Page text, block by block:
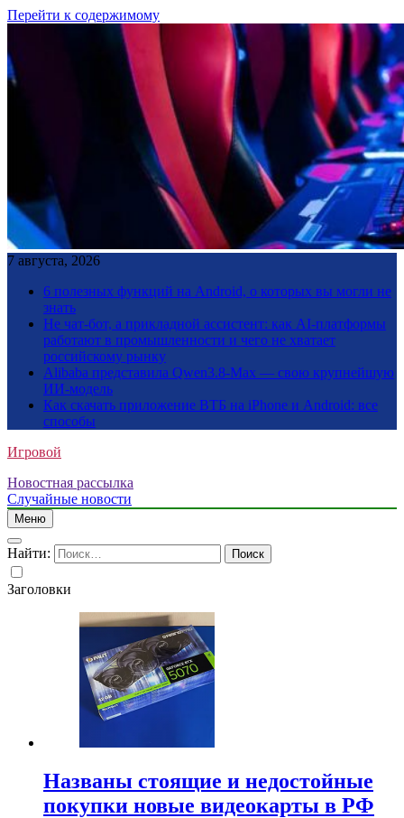
Перейти к содержимому
7 августа, 2026
6 полезных функций на Android, о которых вы могли не
знать
Не чат-бот, а прикладной ассистент: как AI-платформы
работают в промышленности и чего не хватает
российскому рынку
Alibaba представила Qwen3.8-Max — свою крупнейшую
ИИ-модель
Как скачать приложение ВТБ на iPhone и Android: все
способы
Игровой
Новостная рассылка
Случайные новости
Меню
Найти:
Заголовки
Названы стоящие и недостойные
покупки новые видеокарты в РФ